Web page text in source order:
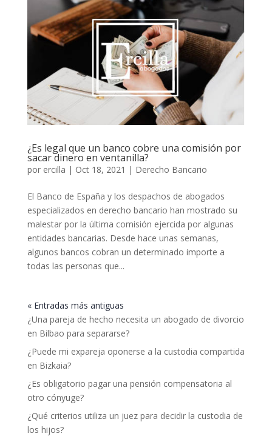
¿Es legal que un banco cobre una comisión por
sacar dinero en ventanilla?
por ercilla | Oct 18, 2021 | Derecho Bancario
El Banco de España y los despachos de abogados
especializados en derecho bancario han mostrado su
malestar por la última comisión ejercida por algunas
entidades bancarias. Desde hace unas semanas,
algunos bancos cobran un determinado importe a
todas las personas que...
« Entradas más antiguas
¿Una pareja de hecho necesita un abogado de divorcio
en Bilbao para separarse?
¿Puede mi expareja oponerse a la custodia compartida
en Bizkaia?
¿Es obligatorio pagar una pensión compensatoria al
otro cónyuge?
¿Qué criterios utiliza un juez para decidir la custodia de
los hijos?